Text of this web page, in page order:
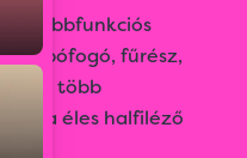
többfunkciós
fűrész,
több
extra éles halfiléző